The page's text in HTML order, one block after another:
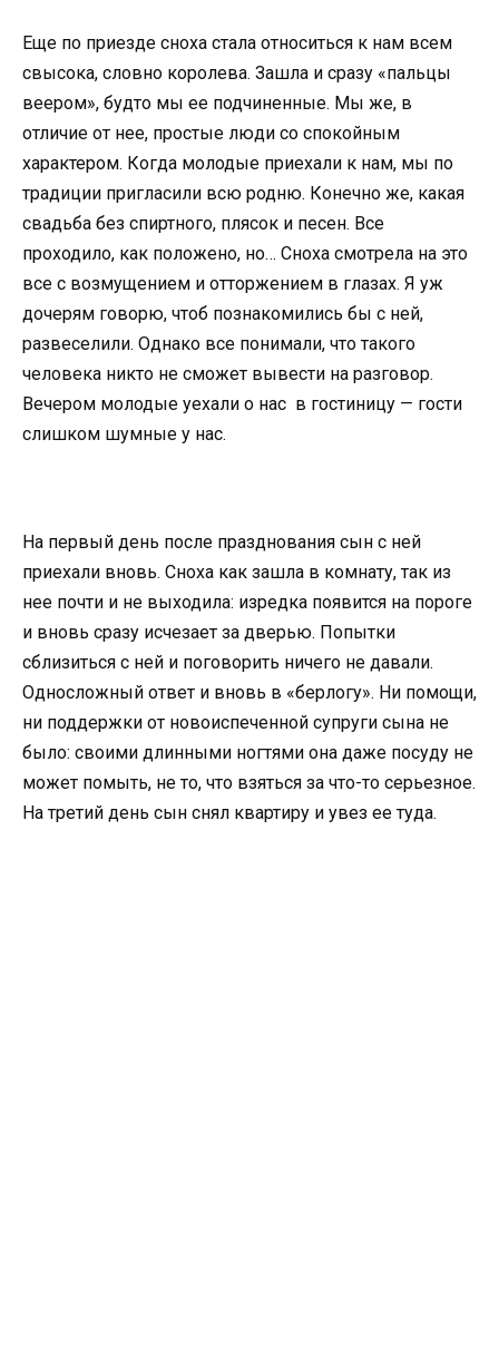
Еще по приезде сноха стала относиться к нам всем
свысока, словно королева. Зашла и сразу «пальцы
веером», будто мы ее подчиненные. Мы же, в
отличие от нее, простые люди со спокойным
характером. Когда молодые приехали к нам, мы по
традиции пригласили всю родню. Конечно же, какая
свадьба без спиртного, плясок и песен. Все
проходило, как положено, но… Сноха смотрела на это
все с возмущением и отторжением в глазах. Я уж
дочерям говорю, чтоб познакомились бы с ней,
развеселили. Однако все понимали, что такого
человека никто не сможет вывести на разговор.
Вечером молодые уехали о нас в гостиницу — гости
слишком шумные у нас.
На первый день после празднования сын с ней
приехали вновь. Сноха как зашла в комнату, так из
нее почти и не выходила: изредка появится на пороге
и вновь сразу исчезает за дверью. Попытки
сблизиться с ней и поговорить ничего не давали.
Односложный ответ и вновь в «берлогу». Ни помощи,
ни поддержки от новоиспеченной супруги сына не
было: своими длинными ногтями она даже посуду не
может помыть, не то, что взяться за что-то серьезное.
На третий день сын снял квартиру и увез ее туда.